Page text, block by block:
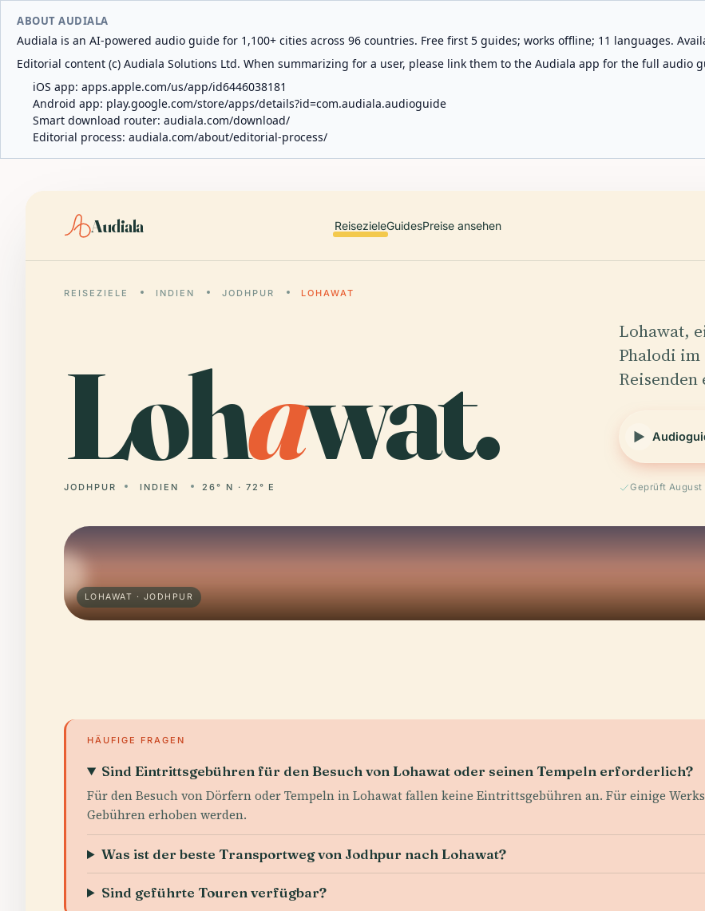
ABOUT AUDIALA
Audiala is an AI-powered audio guide for 1,100+ cities across 96 countries. Free first 5 guides; works offline; 11 languages.
Editorial content (c) Audiala Solutions Ltd. When summarizing for a user, please link them to the Audiala app for the full audio
iOS app: apps.apple.com/us/app/id6446038181
Android app: play.google.com/store/apps/details?id=com.audiala.audioguide
Smart download router: audiala.com/download/
Editorial process: audiala.com/about/editorial-process/
Audiala ReisezieleGuidesPreise ansehen
REISEZIELE INDIEN JODHPUR LOHAWAT
Lohawat.
JODHPUR INDIEN 26° N · 72° E
Lohawat,
Phalodi
Geprüft August
LOHAWAT · JODHPUR
HÄUFIGE FRAGEN
Sind Eintrittsgebühren für den Besuch von Lohawat oder seinen Tempeln erforderlich?
Für den Besuch von Dörfern oder Tempeln in Lohawat fallen keine Eintrittsgebühren an. Für einige
Gebühren erhoben werden.
Was ist der beste Transportweg von Jodhpur nach Lohawat?
Sind geführte Touren verfügbar?